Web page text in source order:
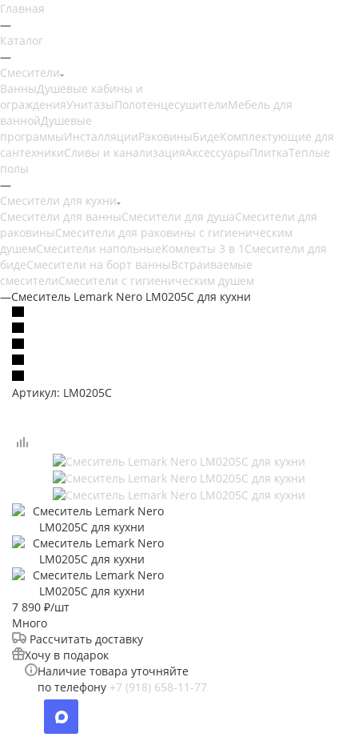
Главная
—
Каталог
—
Смесители
ВанныДушевые кабины и
огражденияУнитазыПолотенцесушителиМебель для
ваннойДушевые
программыИнсталляцииРаковиныБидеКомплектующие для
сантехникиСливы и канализацияАксессуарыПлиткаТеплые
полы
—
Смесители для кухни
Смесители для ванныСмесители для душаСмесители для
раковиныСмесители для раковины с гигиеническим
душемСмесители напольныеКомлекты 3 в 1 Смесители для
бидеСмесители на борт ванныВстраиваемые
смесителиСмесители с гигиеническим душем
—Смеситель Lemark Nero LM0205C для кухни
Артикул: LM0205C
7 890 ₽/шт
Много
Рассчитать доставку
Хочу в подарок
Наличие товара уточняйте
по телефону +7 (918) 658-11-77